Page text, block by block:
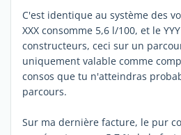
C'est identique au système des
XXX consomme 5,6 l/100, et le
constructeurs, ceci sur un
uniquement valable comme
consos que tu n'atteindras
parcours.
Sur ma dernière facture, le pur